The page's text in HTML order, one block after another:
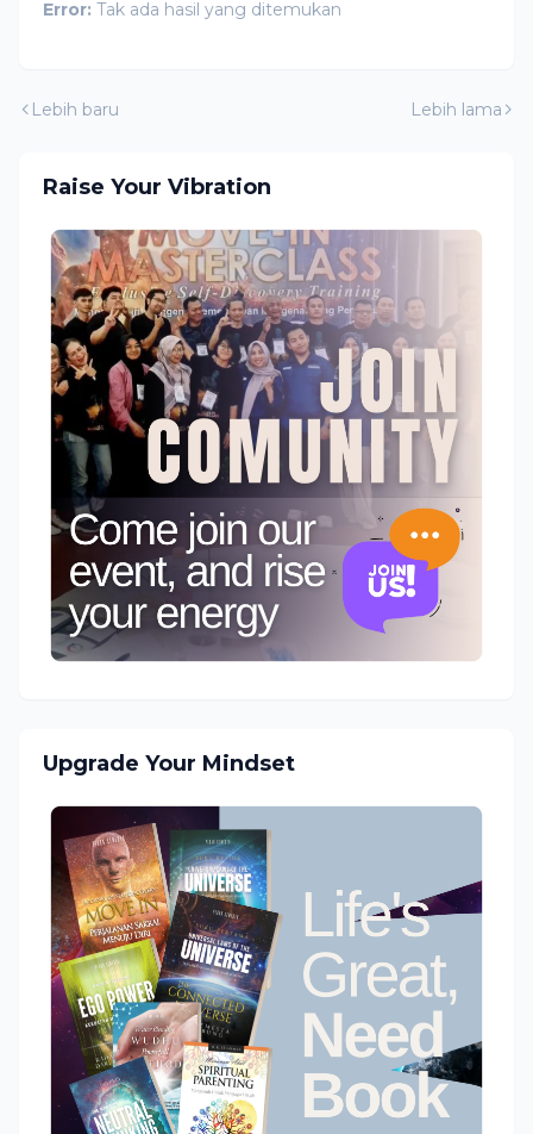
Error: Tak ada hasil yang ditemukan
Lebih baru Lebih lama
Raise Your Vibration
Upgrade Your Mindset